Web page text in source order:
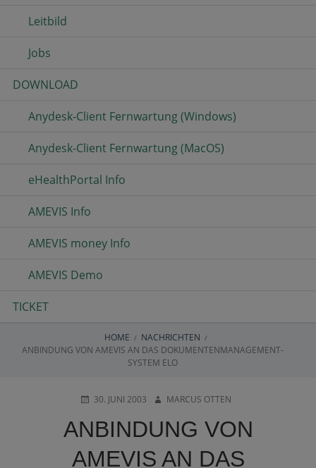
Leitbild
Jobs
DOWNLOAD
Anydesk-Client Fernwartung (Windows)
Anydesk-Client Fernwartung (MacOS)
eHealthPortal Info
AMEVIS Info
AMEVIS money Info
AMEVIS Demo
TICKET
BREADCRUMBS
HOME
NACHRICHTEN
ANBINDUNG VON AMEVIS AN DAS DOKUMENTENMANAGEMENT-
SYSTEM ELO
POSTED
30. JUNI 2003 AUTHOR
MARCUS OTTEN
ANBINDUNG VON
AMEVIS AN DAS